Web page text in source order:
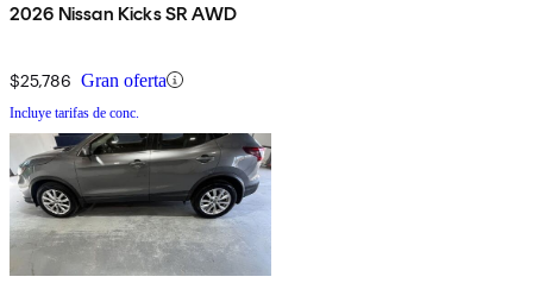
2026 Nissan Kicks SR AWD
$25,786 Gran oferta
Incluye tarifas de conc.